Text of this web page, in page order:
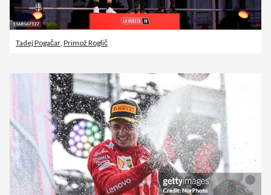
Tadej Pogačar Primož Roglič